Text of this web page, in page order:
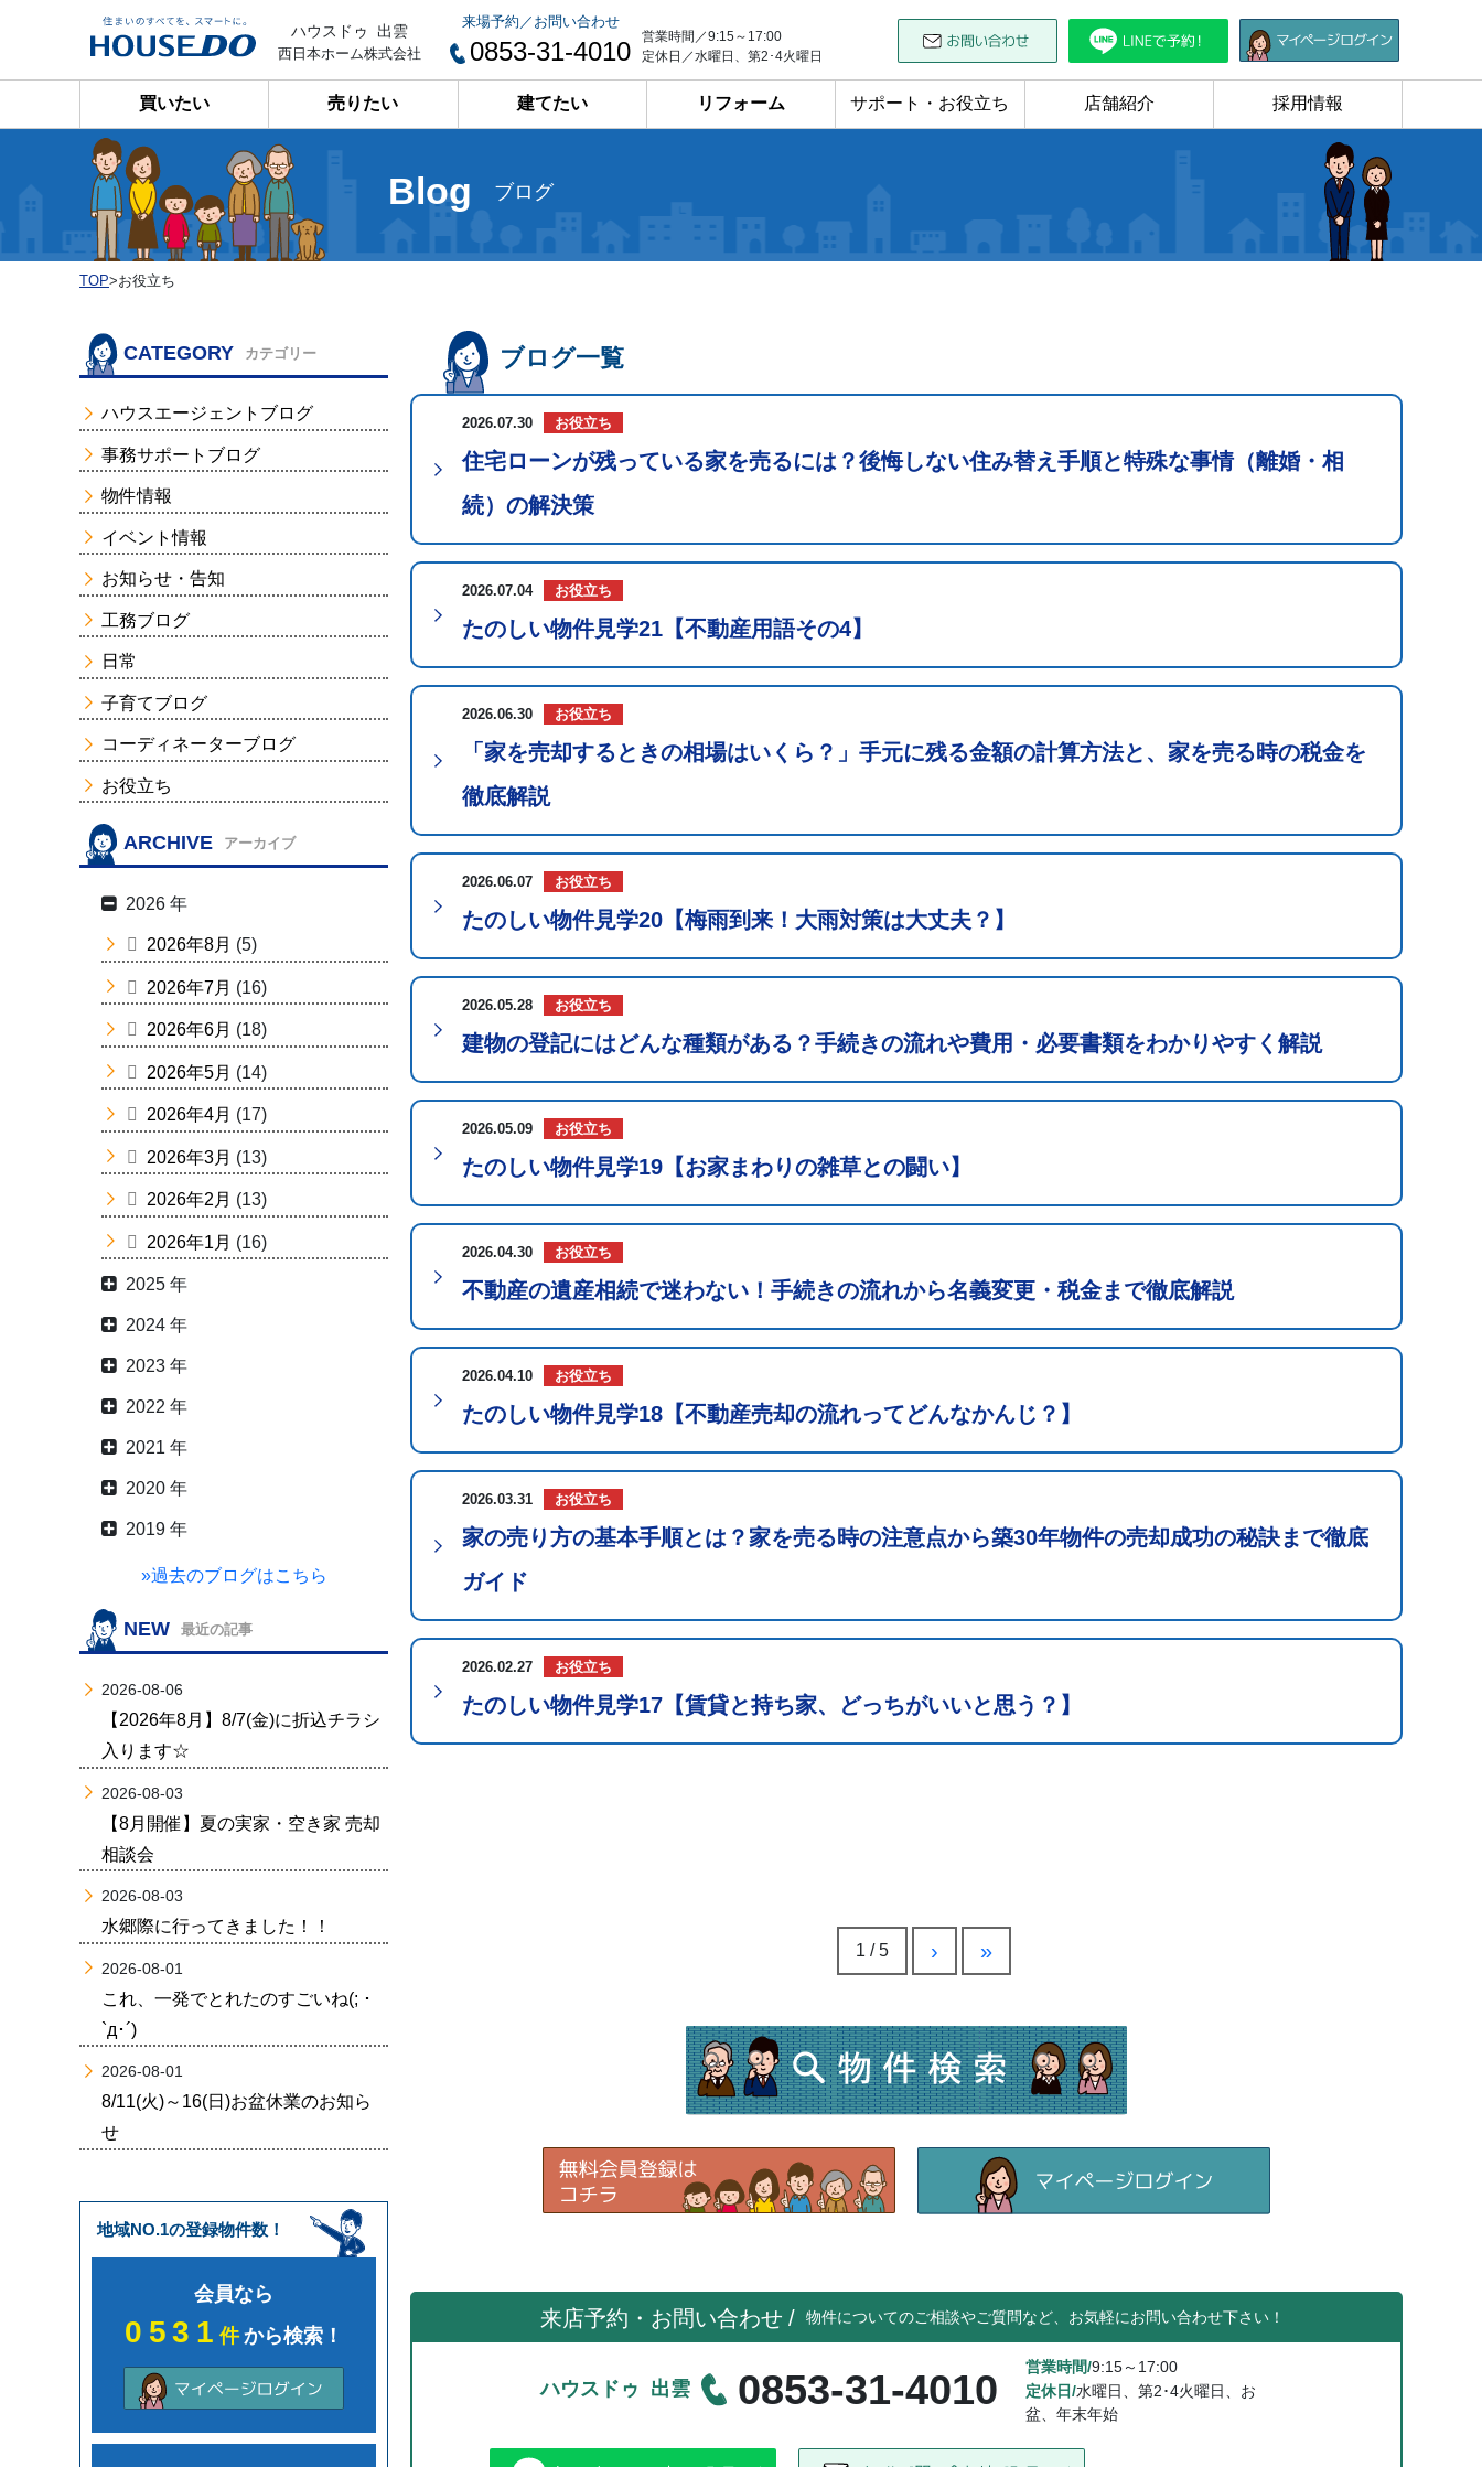
ハウスドゥ 出雲
西日本ホーム株式会社
来場予約／お問い合わせ
0853-31-4010
営業時間／9:15～17:00
定休日／水曜日、第2･4火曜日
買いたい 売りたい 建てたい リフォーム サポート・お役立ち 店舗紹介 採用情報
Blog ブログ
TOP>お役立ち
ブログ一覧
2026.07.30 お役立ち
住宅ローンが残っている家を売るには？後悔しない住み替え手順と特殊な事情（離婚・相
続）の解決策
2026.07.04 お役立ち
たのしい物件見学21【不動産用語その4】
2026.06.30 お役立ち
「家を売却するときの相場はいくら？」手元に残る金額の計算方法と、家を売る時の税金を
徹底解説
2026.06.07 お役立ち
たのしい物件見学20【梅雨到来！大雨対策は大丈夫？】
2026.05.28 お役立ち
建物の登記にはどんな種類がある？手続きの流れや費用・必要書類をわかりやすく解説
2026.05.09 お役立ち
たのしい物件見学19【お家まわりの雑草との闘い】
2026.04.30 お役立ち
不動産の遺産相続で迷わない！手続きの流れから名義変更・税金まで徹底解説
2026.04.10 お役立ち
たのしい物件見学18【不動産売却の流れってどんなかんじ？】
2026.03.31 お役立ち
家の売り方の基本手順とは？家を売る時の注意点から築30年物件の売却成功の秘訣まで徹底
ガイド
2026.02.27 お役立ち
たのしい物件見学17【賃貸と持ち家、どっちがいいと思う？】
1 / 5 › »
来店予約・お問い合わせ / 物件についてのご相談やご質問など、お気軽にお問い合わせ下さい！
ハウスドゥ 出雲 0853-31-4010 営業時間/9:15～17:00
定休日/水曜日、第2･4火曜日、お
盆、年末年始
CATEGORY カテゴリー
ハウスエージェントブログ
事務サポートブログ
物件情報
イベント情報
お知らせ・告知
工務ブログ
日常
子育てブログ
コーディネーターブログ
お役立ち
ARCHIVE アーカイブ
2026 年
2026年8月 (5)
2026年7月 (16)
2026年6月 (18)
2026年5月 (14)
2026年4月 (17)
2026年3月 (13)
2026年2月 (13)
2026年1月 (16)
2025 年
2024 年
2023 年
2022 年
2021 年
2020 年
2019 年
»過去のブログはこちら
NEW 最近の記事
2026-08-06
【2026年8月】8/7(金)に折込チラシ
入ります☆
2026-08-03
【8月開催】夏の実家・空き家 売却
相談会
2026-08-03
水郷際に行ってきました！！
2026-08-01
これ、一発でとれたのすごいね(; ･
`д･´)
2026-08-01
8/11(火)～16(日)お盆休業のお知ら
せ
地域NO.1の登録物件数！
会員なら
0531件から検索！